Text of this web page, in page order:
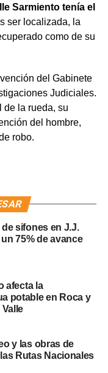
Sarmiento tenía el
ser localizada, la
como de su
del Gabinete
Judiciales.
de la rueda, su
del hombre,
robo.
sifones en J.J.
75% de avance
afecta la
potable en Roca y
y las obras de
Rutas Nacionales